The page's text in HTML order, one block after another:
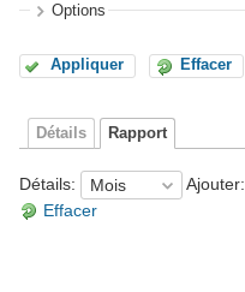
Options
Appliquer Effacer
Détails Rapport
Détails: Ajouter:
Effacer